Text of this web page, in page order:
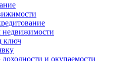
недвижимости
ключ
доходности и окупаемости